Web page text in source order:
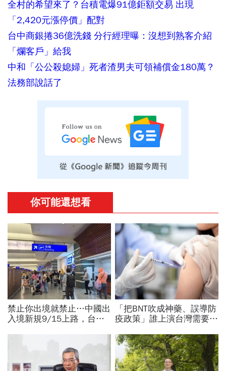
全村的希望來了？台積電爆91億鉅額交易 出現
「2,420元漲停價」配對
台中商銀捲36億洗錢 分行經理曝：沒想到熟客介紹
「爛客戶」給我
中和「公公殺媳婦」死者渣男夫可領補償金180萬？
法務部說話了